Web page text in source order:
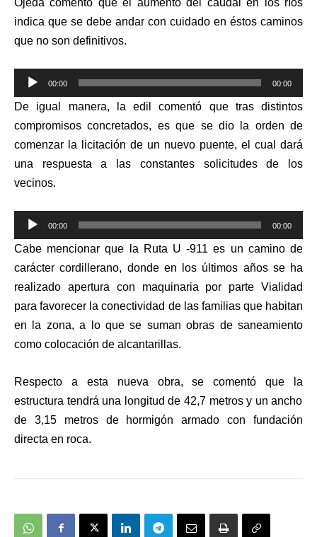
Ojeda comentó que el aumento del caudal en los ríos
indica que se debe andar con cuidado en éstos caminos
que no son definitivos.
Reproductor
de
audio
00:00 00:00
De igual manera, la edil comentó que tras distintos
compromisos concretados, es que se dio la orden de
comenzar la licitación de un nuevo puente, el cual dará
una respuesta a las constantes solicitudes de los
vecinos.
Reproductor
de
audio
00:00 00:00
Cabe mencionar que la Ruta U -911 es un camino de
carácter cordillerano, donde en los últimos años se ha
realizado apertura con maquinaria por parte Vialidad
para favorecer la conectividad de las familias que habitan
en la zona, a lo que se suman obras de saneamiento
como colocación de alcantarillas.
Respecto a esta nueva obra, se comentó que la
estructura tendrá una longitud de 42,7 metros y un ancho
de 3,15 metros de hormigón armado con fundación
directa en roca.